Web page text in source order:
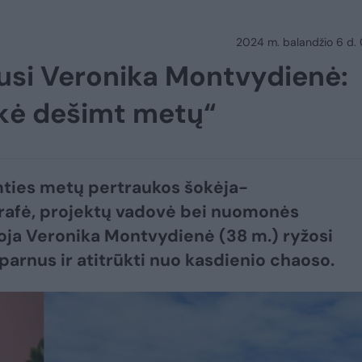
2024 m. balandžio 6 d.
Veronika Montvydienė:
dešimt metų“
metų pertraukos šokėja-
projektų vadovė bei nuomonės
Veronika Montvydienė (38 m.) ryžosi
ir atitrūkti nuo kasdienio chaoso.